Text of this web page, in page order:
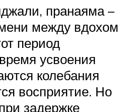
пранаяма –
между вдохом
период
усвоения
колебания
восприятие. Но
задержке